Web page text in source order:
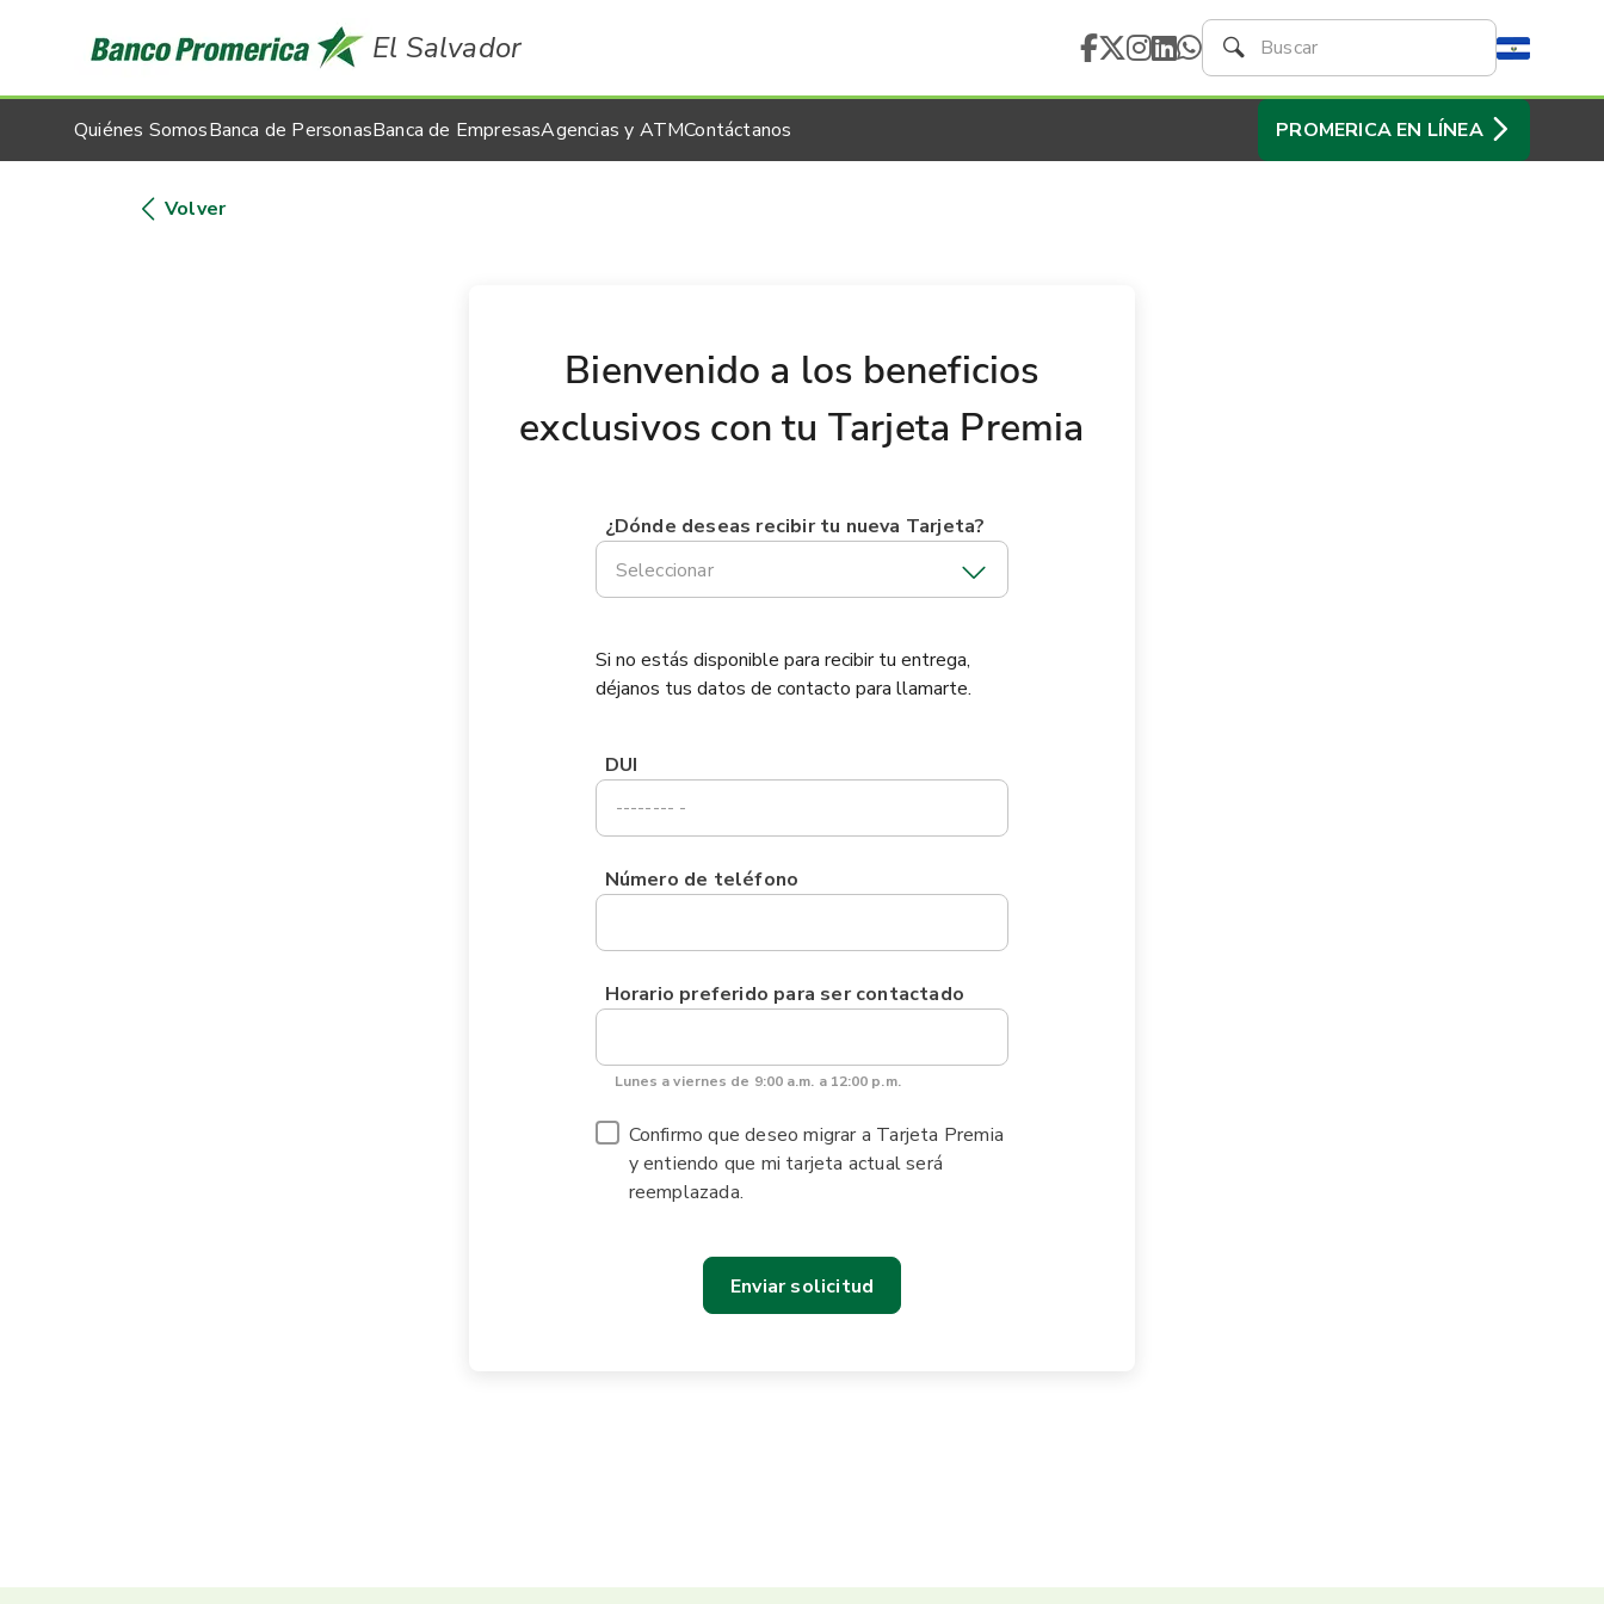
El Salvador
Quiénes SomosBanca de PersonasBanca de EmpresasAgencias y ATMContáctanos PROMERICA EN LÍNEA
Volver
Bienvenido a los beneficios
exclusivos con tu Tarjeta Premia
¿Dónde deseas recibir tu nueva Tarjeta?
Seleccionar
Si no estás disponible para recibir tu entrega,
déjanos tus datos de contacto para llamarte.
DUI
Número de teléfono
Horario preferido para ser contactado
Lunes a viernes de 9:00 a.m. a 12:00 p.m.
Confirmo que deseo migrar a Tarjeta Premia
y entiendo que mi tarjeta actual será
reemplazada.